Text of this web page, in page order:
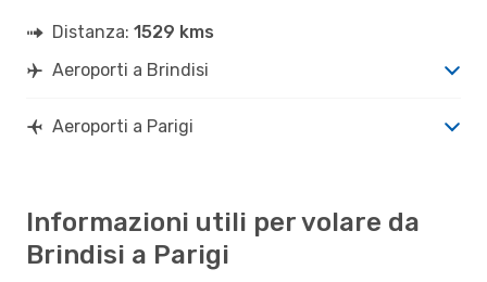
Distanza: 1529 kms
Aeroporti a Brindisi
Aeroporti a Parigi
Informazioni utili per volare da
Brindisi a Parigi